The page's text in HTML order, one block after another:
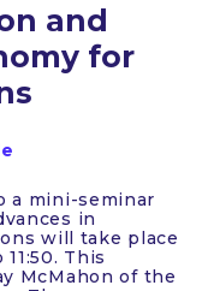
and
for
a mini-seminar
in
will take place
This
McMahon of the